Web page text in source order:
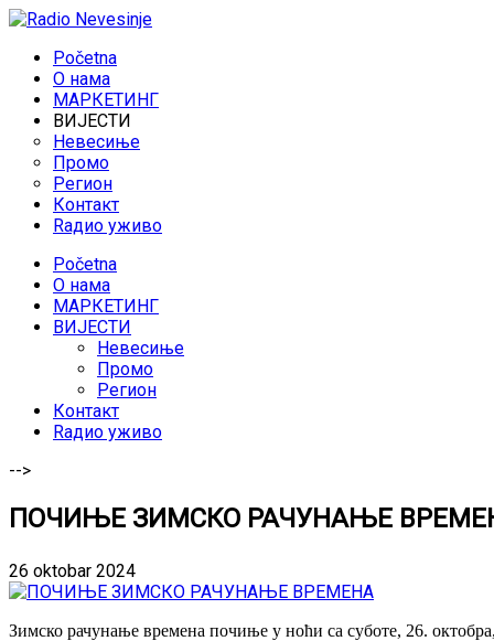
Početna
O нама
МАРКЕТИНГ
ВИЈЕСТИ
Невесиње
Промо
Регион
Контакт
Rадио уживо
Početna
O нама
МАРКЕТИНГ
ВИЈЕСТИ
Невесиње
Промо
Регион
Контакт
Rадио уживо
-->
ПОЧИЊЕ ЗИМСКО РАЧУНАЊЕ
26 oktobar 2024
Зимско рачунање времена почиње у ноћи са суботе, 26.